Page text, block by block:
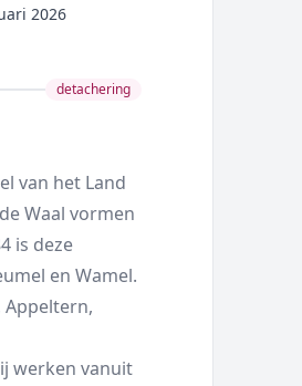
2026
detachering
van het Land
Waal vormen
is deze
en Wamel.
werken vanuit